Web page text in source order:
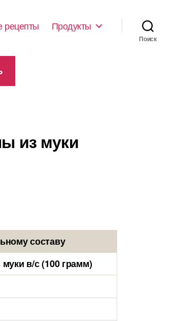
рецепты Продукты
Поиск
из муки
составу
в/с (100 грамм)